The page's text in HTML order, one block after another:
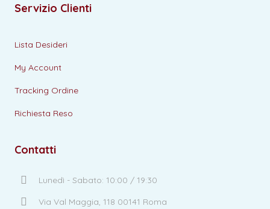
Servizio Clienti
Lista Desideri
My Account
Tracking Ordine
Richiesta Reso
Contatti
Lunedì - Sabato: 10:00 / 19:30
Via Val Maggia, 118 00141 Roma